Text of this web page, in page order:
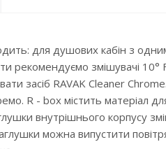
для душових кабін з
рекомендуємо змішувачі 10°
засіб RAVAK Cleaner
R - box містить матеріал
внутрішнього корпусу
можна випустити